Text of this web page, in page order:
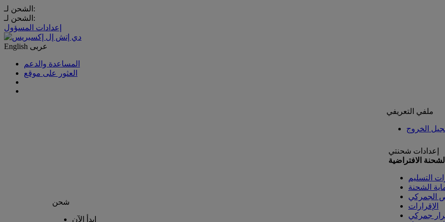
الشحن لـ:
الشحن لـ:
إعدادات المسؤول
English عربى
المساعدة والدعم
العثور على موقع
ملفي التعريفي
الخروج
شحن
إبدأ الآن
إعدادات شحنتي
الافتراضية
التسليم
الشحنة
الجمركي
الإقرارات
جمركي